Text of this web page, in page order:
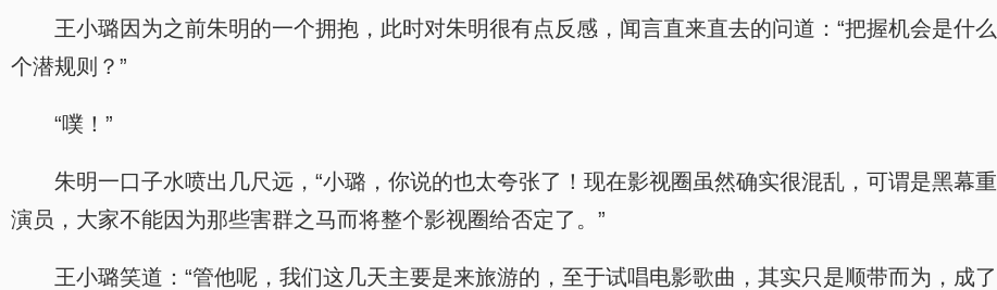
王小璐因为之前朱明的一个拥抱，此时对朱明很有点反感，闻言直来直去的问道：“把握机会是什
个潜规则？”
“噗！”
朱明一口子水喷出几尺远，“小璐，你说的也太夸张了！现在影视圈虽然确实很混乱，可谓是黑幕
演员，大家不能因为那些害群之马而将整个影视圈给否定了。”
王小璐笑道：“管他呢，我们这几天主要是来旅游的，至于试唱电影歌曲，其实只是顺带而为，成